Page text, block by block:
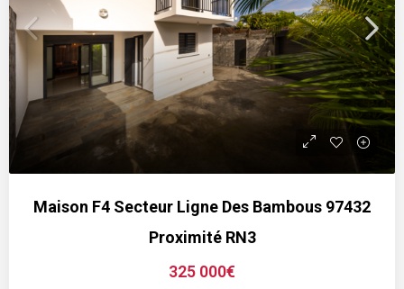
Maison F4 Secteur Ligne Des Bambous 97432
Proximité RN3
325 000€